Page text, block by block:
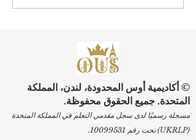
التسجيل في برامج الجامعة
© أكاديمية أوس المحدودة، لندن، المملكة
المتحدة. جميع الحقوق محفوظة.
مسجلة رسميًا لدى سجل مقدمي التعلم في المملكة المتحدة
(UKRLP) تحت رقم
10099531
.